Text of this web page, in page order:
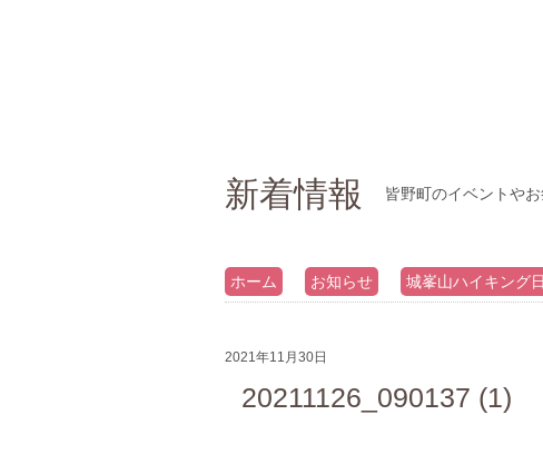
新着情報 皆野町のイベントや
ホーム お知らせ 城峯山ハイキング
2021年11月30日
20211126_090137 (1)